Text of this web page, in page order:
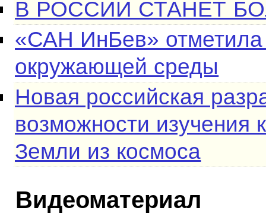
В РОССИИ СТАНЕТ
«САН ИнБев»
окружающей среды
Новая российская
возможности изучения
Земли из космоса
Видеоматериал